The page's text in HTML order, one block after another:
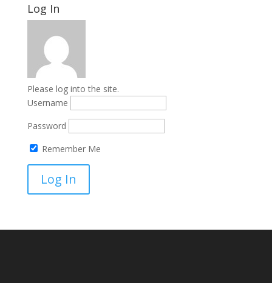
Log In
Please log into the site.
Username
Password
Remember Me